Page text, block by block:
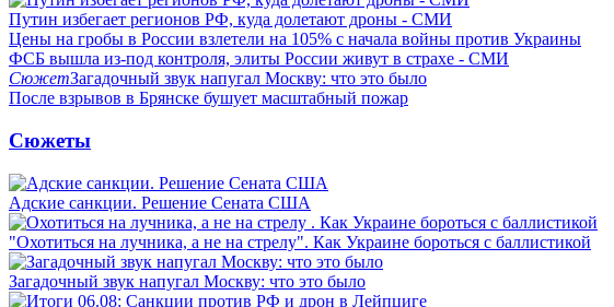
Путин избегает регионов РФ, куда долетают дроны - СМИ
Цены на гробы в России взлетели на 105% с начала войны против Украины
ФСБ вышла из-под контроля, элиты России живут в страхе - СМИ
СюжетЗагадочный звук напугал Москву: что это было
После взрывов в Брянске бушует масштабный пожар
Сюжеты
Адские санкции. Решение Сената США
"Охотиться на лучника, а не на стрелу". Как Украине бороться с баллистикой
Загадочный звук напугал Москву: что это было